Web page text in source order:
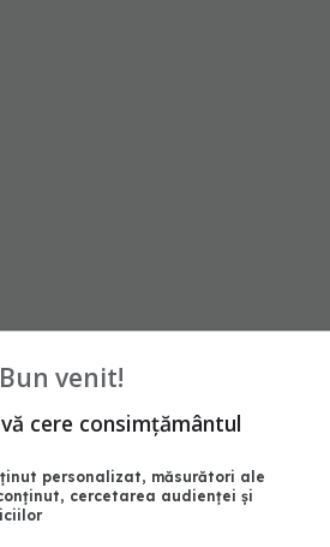
Bun venit!
cere consimțământul
personalizat, măsurători ale
cercetarea audienței și